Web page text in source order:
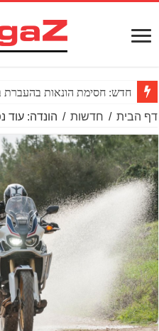
חדש: חסימת הונאות בהעברת
דף הבית / חדשות / הונדה: עוד